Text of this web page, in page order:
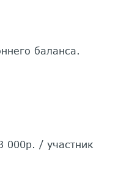
баланса.
000р. / участник